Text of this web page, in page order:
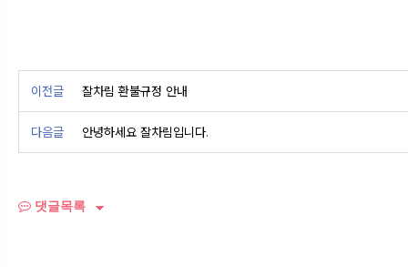
이전글 잘차림 환불규정 안내
다음글 안녕하세요 잘차림입니다.
댓글목록